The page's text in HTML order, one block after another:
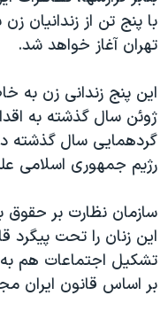
ویدیوها
فرهنگ و زندگی
حقوق شهروندی
اقتصادی
علم و فناوری
اسرائیل در جنگ
گالری عکس
آرشیو پخش زنده
بایگانی برنامه‌های
مستندها
انتخابات ریاست جمهوری
حمله جمهوری اسلامی به
رمز مهسا
ورزش زنان در ایران
اعتراضات زن، زندگی،
مجموعه مستندهای
تریبونال مردمی آبان ۹۸
دنبال کنید
زبانهای مختلف
با پنج تن از زندانيان
تهران آغاز خواهد شد.
اين پنج زندانی زن به
ژوئن سال گذشته به
گردهمايی سال گذشته
رژيم جمهوری اسلامی
سازمان نظارت بر حقوق
اين زنان را تحت پيگرد
تشکيل اجتماعات هم به
بر اساس قانون ايران